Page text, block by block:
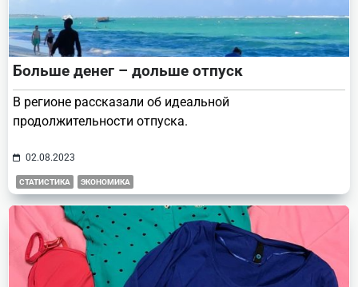
Больше денег – дольше отпуск
В регионе рассказали об идеальной
продолжительности отпуска.
02.08.2023
СТАТИСТИКА ЭКОНОМИКА